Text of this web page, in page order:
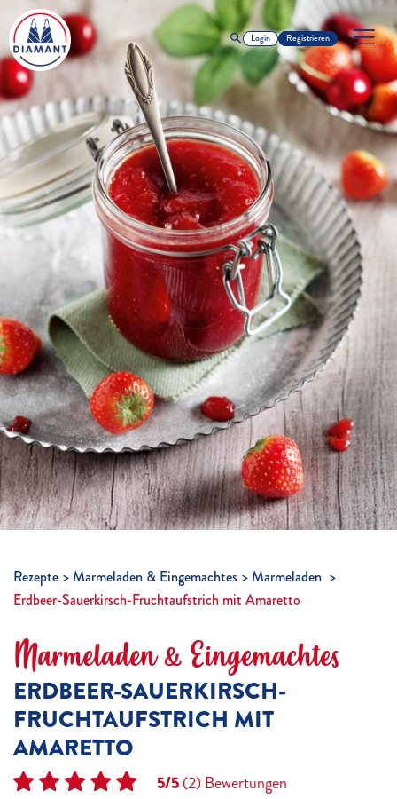
Login Registrieren
Rezepte Marmeladen & Eingemachtes
Marmeladen
Erdbeer-Sauerkirsch-Fruchtaufstrich mit Amaretto
Marmeladen & Eingemachtes
ERDBEER-SAUERKIRSCH-
FRUCHTAUFSTRICH MIT
AMARETTO
5/5(2)Bewertungen